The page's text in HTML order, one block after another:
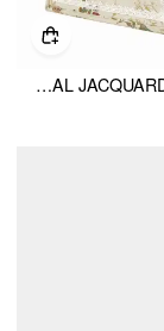
FLORAL JACQUARD TOTE BAG